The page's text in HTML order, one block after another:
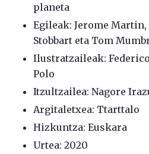
planeta
Egileak: Jerome Martin,
Stobbart eta Tom
Ilustratzaileak:
Polo
Itzultzailea: Nagore
Argitaletxea: Ttarttalo
Hizkuntza: Euskara
Urtea: 2020